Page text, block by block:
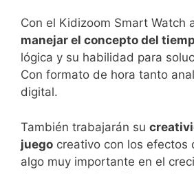
Con el Kidizoom Smart Watch
manejar el concepto del
lógica y su habilidad para
Con formato de hora tanto
digital.
También trabajarán su
juego creativo con los efectos
algo muy importante en el